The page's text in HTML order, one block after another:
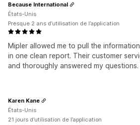
Mipler allowed me to pull the
in one clean report. Their customer
and thoroughly answered my
Because International
États-Unis
Presque 2 ans d’utilisation de l’application
Karen Kane
États-Unis
21 jours d’utilisation de l’application